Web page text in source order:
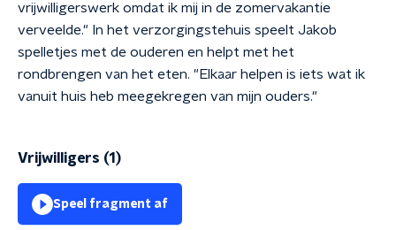
vrijwilligerswerk omdat ik mij in de zomervakantie
verveelde." In het verzorgingstehuis speelt Jakob
spelletjes met de ouderen en helpt met het
rondbrengen van het eten. "Elkaar helpen is iets wat ik
vanuit huis heb meegekregen van mijn ouders."
Vrijwilligers (1)
Speel fragment af